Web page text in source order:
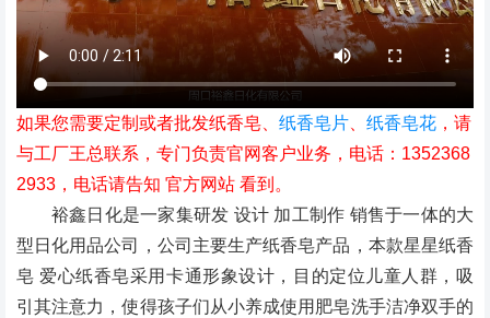
如果您需要定制或者批发纸香皂、 纸香皂片 纸香皂花 ，请
与工厂王总联系，专门负责官网客户业务，电话：1352368
2933，电话请告知 官方网站 看到。
裕鑫日化是一家集研发 设计 加工制作 销售于一体的大
型日化用品公司，公司主要生产纸香皂产品，本款星星纸香
皂 爱心纸香皂采用卡通形象设计，目的定位儿童人群，吸
引其注意力，使得孩子们从小养成使用肥皂洗手洁净双手的